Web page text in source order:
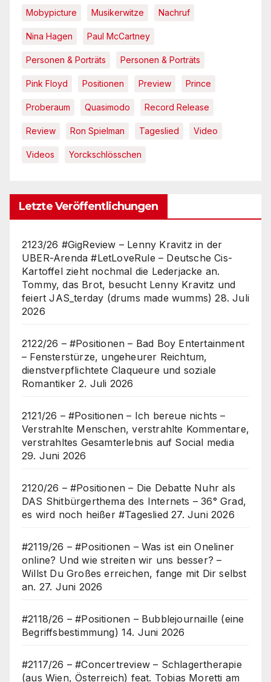
Mobypicture Musikerwitze Nachruf
Nina Hagen Paul McCartney
Personen & Porträts Personen & Porträts
Pink Floyd Positionen Preview Prince
Proberaum Quasimodo Record Release
Review Ron Spielman Tageslied Video
Videos Yorckschlösschen
Letzte Veröffentlichungen
2123/26 #GigReview – Lenny Kravitz in der
UBER-Arenda #LetLoveRule – Deutsche Cis-
Kartoffel zieht nochmal die Lederjacke an.
Tommy, das Brot, besucht Lenny Kravitz und
feiert JAS_terday (drums made wumms) 28. Juli
2026
2122/26 – #Positionen – Bad Boy Entertainment
– Fensterstürze, ungeheurer Reichtum,
dienstverpflichtete Claqueure und soziale
Romantiker 2. Juli 2026
2121/26 – #Positionen – Ich bereue nichts –
Verstrahlte Menschen, verstrahlte Kommentare,
verstrahltes Gesamterlebnis auf Social media
29. Juni 2026
2120/26 – #Positionen – Die Debatte Nuhr als
DAS Shitbürgerthema des Internets – 36° Grad,
es wird noch heißer #Tageslied 27. Juni 2026
#2119/26 – #Positionen – Was ist ein Oneliner
online? Und wie streiten wir uns besser? –
Willst Du Großes erreichen, fange mit Dir selbst
an. 27. Juni 2026
#2118/26 – #Positionen – Bubblejournaille (eine
Begriffsbestimmung) 14. Juni 2026
#2117/26 – #Concertreview – Schlagertherapie
(aus Wien, Österreich) feat. Tobias Moretti am